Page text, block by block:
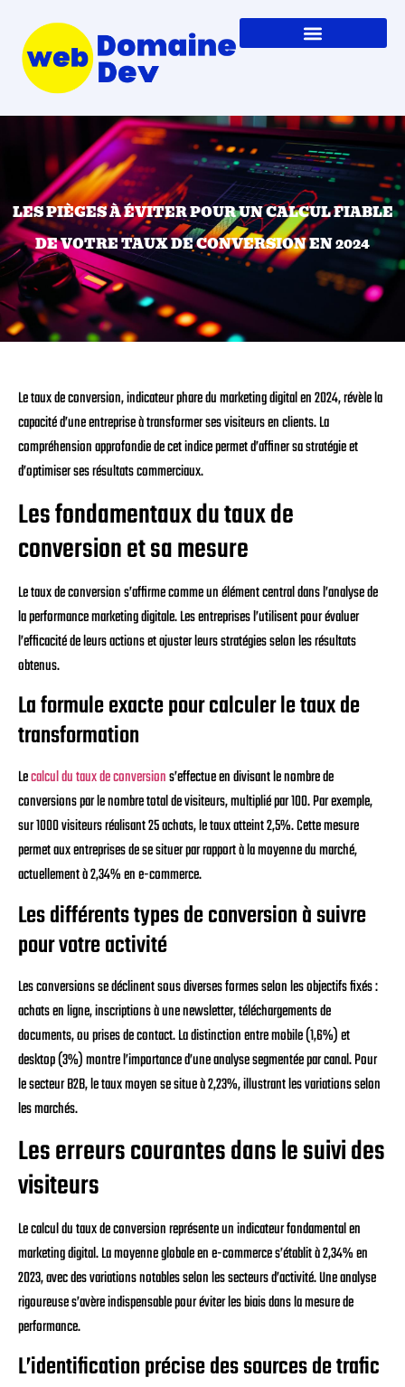
LES PIÈGES À ÉVITER POUR UN CALCUL FIABLE
DE VOTRE TAUX DE CONVERSION EN 2024
Le taux de conversion, indicateur phare du marketing digital en 2024, révèle la
capacité d’une entreprise à transformer ses visiteurs en clients. La
compréhension approfondie de cet indice permet d’affiner sa stratégie et
d’optimiser ses résultats commerciaux.
Les fondamentaux du taux de
conversion et sa mesure
Le taux de conversion s’affirme comme un élément central dans l’analyse de
la performance marketing digitale. Les entreprises l’utilisent pour évaluer
l’efficacité de leurs actions et ajuster leurs stratégies selon les résultats
obtenus.
La formule exacte pour calculer le taux de
transformation
Lecalcul du taux de conversions’effectue en divisant le nombre de
conversions par le nombre total de visiteurs, multiplié par 100. Par exemple,
sur 1000 visiteurs réalisant 25 achats, le taux atteint 2,5%. Cette mesure
permet aux entreprises de se situer par rapport à la moyenne du marché,
actuellement à 2,34% en e-commerce.
Les différents types de conversion à suivre
pour votre activité
Les conversions se déclinent sous diverses formes selon les objectifs fixés :
achats en ligne, inscriptions à une newsletter, téléchargements de
documents, ou prises de contact. La distinction entre mobile (1,6%) et
desktop (3%) montre l’importance d’une analyse segmentée par canal. Pour
le secteur B2B, le taux moyen se situe à 2,23%, illustrant les variations selon
les marchés.
Les erreurs courantes dans le suivi des
visiteurs
Le calcul du taux de conversion représente un indicateur fondamental en
marketing digital. La moyenne globale en e-commerce s’établit à 2,34% en
2023, avec des variations notables selon les secteurs d’activité. Une analyse
rigoureuse s’avère indispensable pour éviter les biais dans la mesure de
performance.
L’identification précise des sources de trafic